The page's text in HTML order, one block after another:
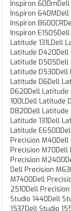
Inspiron
Inspiron 640MDell
Inspiron
Inspiron
Latitude 131LDell
Latitude
Latitude D505Dell
Latitude D530Dell
Latitude D6Dell
D620Dell Latitude
100LDell Latitude
D820Dell Latitude
Latitude 131Dell
Latitude
Precision
Precision
Precision
Dell Precision
M7400Dell
2510Dell
Studio 1440Dell
1537Dell Studio